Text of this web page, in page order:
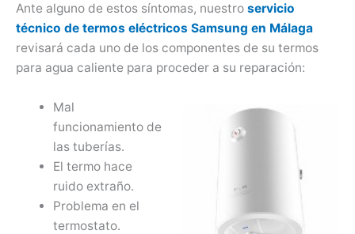
Ante alguno de estos síntomas, nuestro servicio
técnico de termos eléctricos Samsung en Málaga
revisará cada uno de los componentes de su termos
para agua caliente para proceder a su reparación:
Mal
funcionamiento de
las tuberías.
El termo hace
ruido extraño.
Problema en el
termostato.